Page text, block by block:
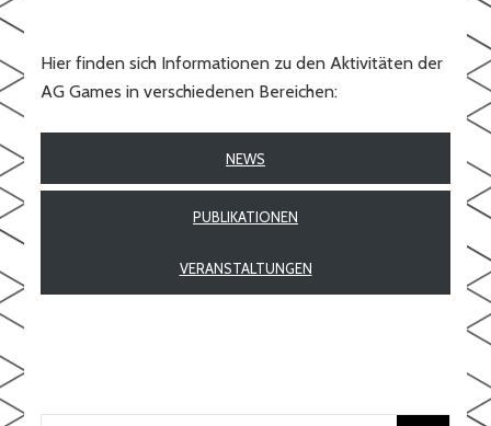
Hier finden sich Informationen zu den Aktivitäten der
AG Games in verschiedenen Bereichen:
NEWS
PUBLIKATIONEN
VERANSTALTUNGEN